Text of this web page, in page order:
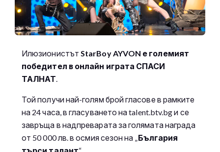
ИлюзионистътStarBoy AYVON е големият
победител в онлайн играта СПАСИ
ТАЛНАТ.
Той получи най-голям брой гласове в рамките
на 24 часа, в гласуването на talent.btv.bg и се
завръща в надпреварата за голямата награда
от 50 000 лв. в осмия сезон на „България